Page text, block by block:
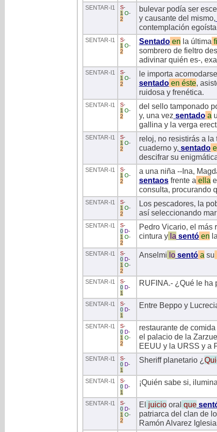
SENTAR-I1 S-
1 O-
2
bulevar podía ser
y causante del mismo,
contemplación
SENTAR-I1 S-
1 O-
2
Sentadoen la última
sombrero de fieltro
adivinar quién es-,
SENTAR-I1 S-
1 O-
2
le importa
sentadoen éste,
ruidosa y frenética.
SENTAR-I1 S-
1 O-
2
del sello tamponado
y, una vez sentadoa
gallina y la verga
SENTAR-I1 S-
1 O-
2
reloj, no resistirás a
cuaderno y, sentado
descifrar su
SENTAR-I1 S-
1 O-
2
a una niña --Ina,
sentaosfrente a ella
consulta, procurando
SENTAR-I1 S-
1 O-
2
Los pescadores, la
así seleccionando
SENTAR-I1 S-
0 D-
1 O-
2
Pedro Vicario, el más
cintura yla sentóen
SENTAR-I1 S-
0 D-
1 O-
2
Anselmi losentóa su
SENTAR-I1 S-
0 D-
1
RUFINA.- ¿Qué le ha
SENTAR-I1 S-
0 D-
1
Entre Beppo y
SENTAR-I1 S-
0 D-
1 O-
2
restaurante de
el palacio de la
EEUU y la URSS y a
SENTAR-I1 S-
0 D-
1
Sheriff planetario ¿
SENTAR-I1 S-
0 D-
1
¡Quién sabe si,
SENTAR-I1 S-
0 D-
1 O-
2
El juiciooral que
patriarca del clan de
Ramón Alvarez